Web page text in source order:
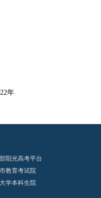
年
阳光高考平台
教育考试院
学本科生院